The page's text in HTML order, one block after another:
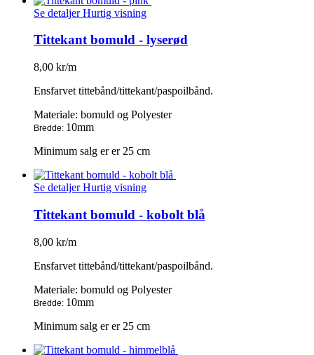
Se detaljerHurtig visning
Tittekant bomuld - lyserød
8,00 kr/m
Ensfarvet tittebånd/tittekant/paspoilbånd.
Materiale: bomuld og Polyester
Bredde: 10mm
Minimum salg er er 25 cm
Se detaljerHurtig visning
Tittekant bomuld - kobolt blå
8,00 kr/m
Ensfarvet tittebånd/tittekant/paspoilbånd.
Materiale: bomuld og Polyester
Bredde: 10mm
Minimum salg er er 25 cm